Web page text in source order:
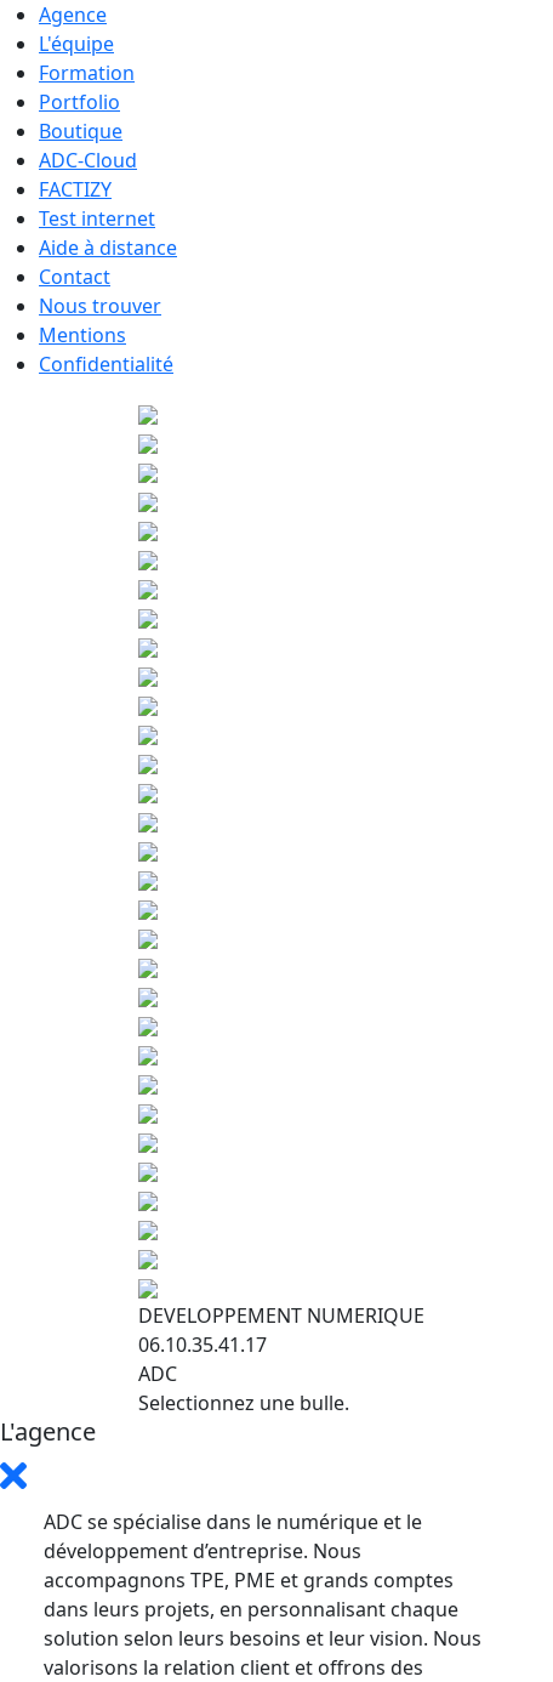
Agence
L'équipe
Formation
Portfolio
Boutique
ADC-Cloud
FACTIZY
Test internet
Aide à distance
Contact
Nous trouver
Mentions
Confidentialité
DEVELOPPEMENT NUMERIQUE
06.10.35.41.17
ADC
Selectionnez une bulle.
L'agence
ADC se spécialise dans le numérique et le
développement d’entreprise. Nous
accompagnons TPE, PME et grands comptes
dans leurs projets, en personnalisant chaque
solution selon leurs besoins et leur vision. Nous
valorisons la relation client et offrons des